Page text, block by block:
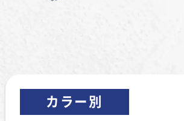
カラー別